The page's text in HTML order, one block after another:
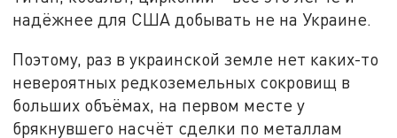
надёжнее для США добывать не на Украине.
Поэтому, раз в украинской земле нет каких-то
невероятных редкоземельных сокровищ в
больших объёмах, на первом месте y
брякнувшего насчёт сделки по металлам